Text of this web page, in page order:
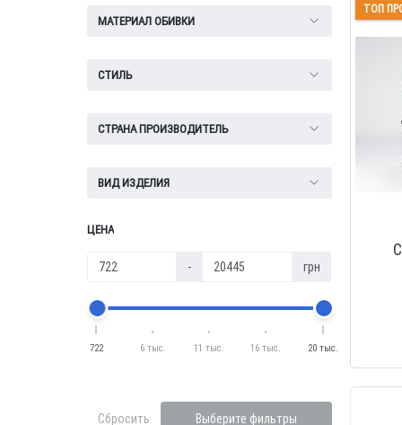
МАТЕРИАЛ ОБИВКИ
СТИЛЬ
СТРАНА ПРОИЗВОДИТЕЛЬ
ВИД ИЗДЕЛИЯ
ЦЕНА
- грн
722 6 тыс. 11 тыс. 16 тыс. 20 тыс.
Сбросить Выберите фильтры
ТОП